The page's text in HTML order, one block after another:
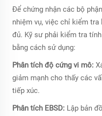
Để chứng nhận các bộ
nhiệm vụ, việc chỉ kiểm
đủ. Kỹ sư phải kiểm tra
bằng cách sử dụng:
Phân tích độ cứng vi mô:
giảm mạnh cho thấy các
tiếp xúc.
Phân tích EBSD: Lập bản